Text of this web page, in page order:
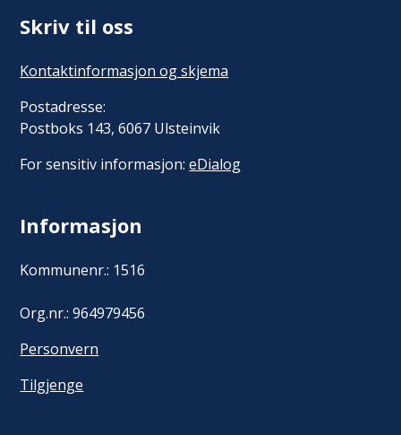
Skriv til oss
Kontaktinformasjon og skjema
Postadresse:
Postboks 143, 6067 Ulsteinvik
For sensitiv informasjon:eDialog
Informasjon
Kommunenr.: 1516
Org.nr.: 964979456
Personvern
Tilgjenge